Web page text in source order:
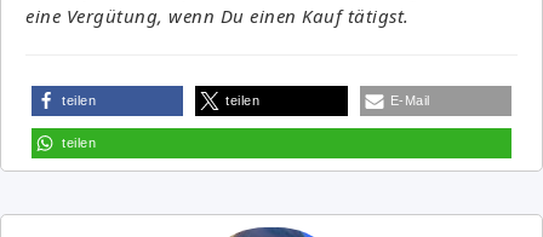
eine Vergütung, wenn Du einen Kauf tätigst.
teilen teilen E-Mail
teilen